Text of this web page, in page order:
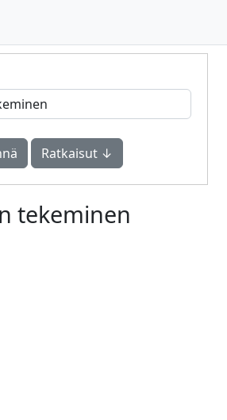
Ratkaisut ↓
tekeminen